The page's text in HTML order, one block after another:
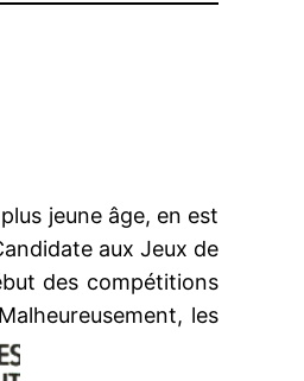
jeune âge, en est
aux Jeux de
des compétitions
Malheureusement, les